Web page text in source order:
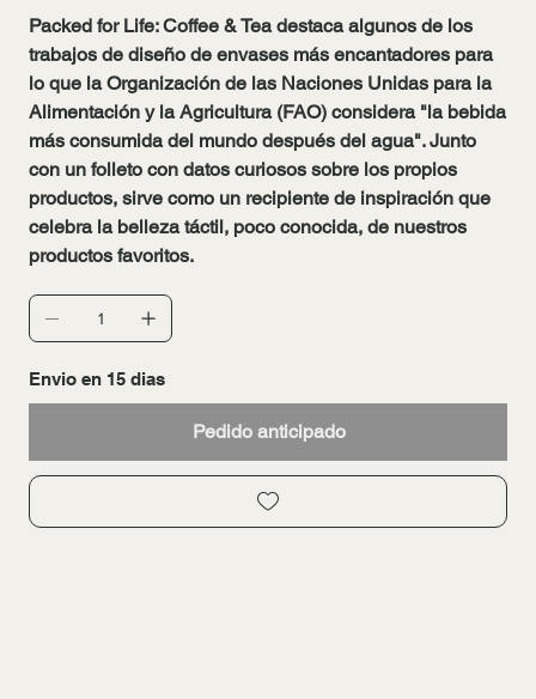
Packed for Life: Coffee & Tea destaca algunos de los
trabajos de diseño de envases más encantadores para
lo que la Organización de las Naciones Unidas para la
Alimentación y la Agricultura (FAO) considera "la bebida
más consumida del mundo después del agua". Junto
con un folleto con datos curiosos sobre los propios
productos, sirve como un recipiente de inspiración que
celebra la belleza táctil, poco conocida, de nuestros
productos favoritos.
Envio en 15 dias
Pedido anticipado